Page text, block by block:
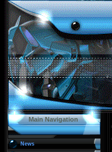
Main Navigation
News